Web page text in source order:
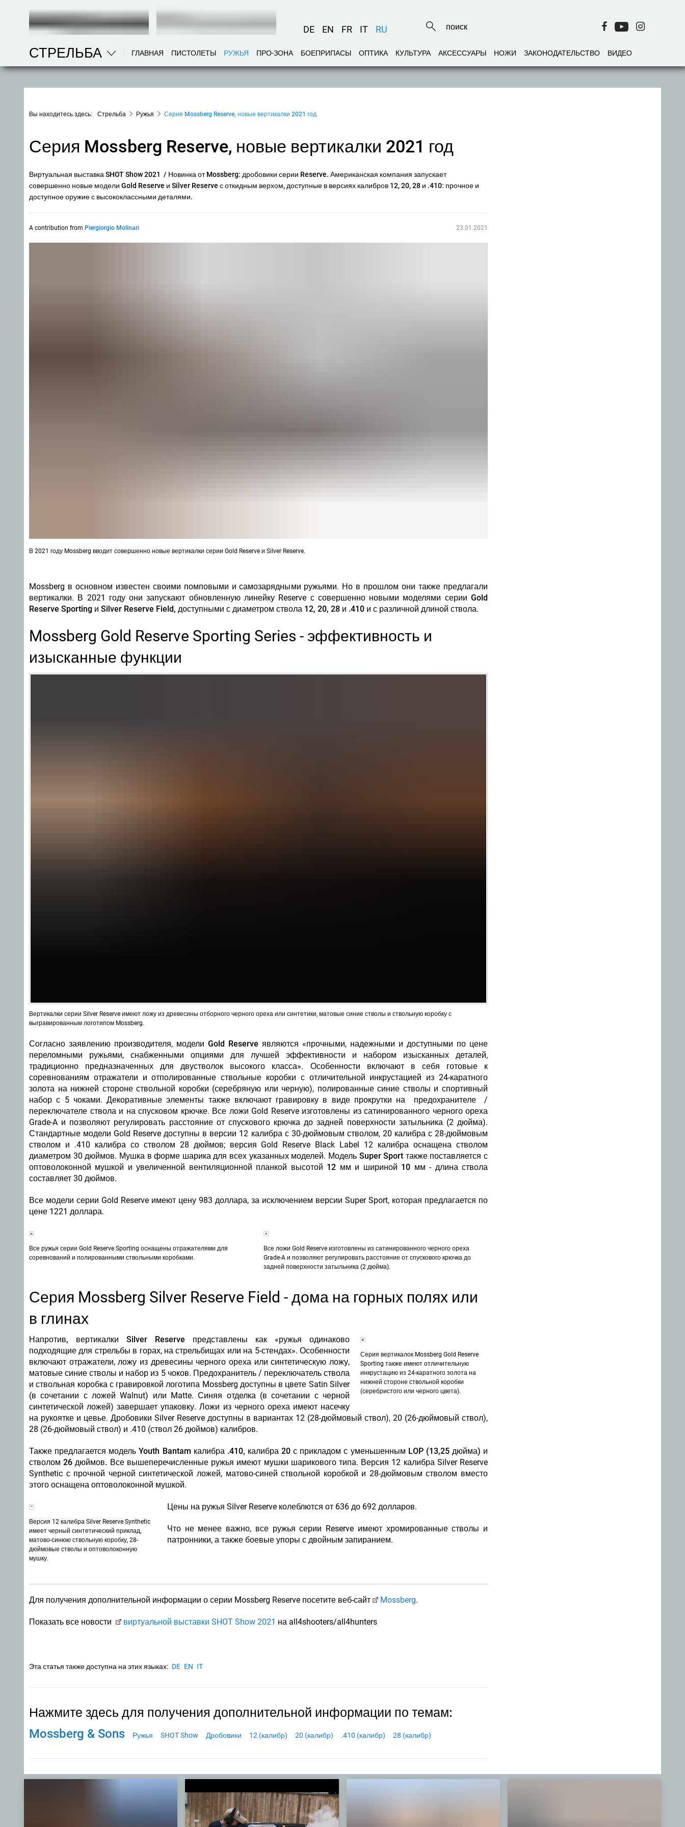
DE EN FR IT RU
СТРЕЛЬБА ГЛАВНАЯ ПИСТОЛЕТЫ РУЖЬЯ ПРО-ЗОНА БОЕПРИПАСЫ ОПТИКА КУЛЬТУРА АКСЕССУАРЫ НОЖИ ЗАКОНОДАТЕЛЬСТВО ВИДЕО
Вы находитесь здесь: Стрельба Ружья Серия Mossberg Reserve, новые вертикалки 2021 год
Серия Mossberg Reserve, новые вертикалки 2021 год
Виртуальная выставка SHOT Show 2021 / Новинка от Mossberg: дробовики серии Reserve. Американская компания запускает
совершенно новые модели Gold Reserve и Silver Reserve с откидным верхом, доступные в версиях калибров 12, 20, 28 и .410: прочное и
доступное оружие с высококлассными деталями.
A contribution from Piergiorgio Molinari 23.01.2021
В 2021 году Mossberg вводит совершенно новые вертикалки серии Gold Reserve и Silver Reserve.
Mossberg в основном известен своими помповыми и самозарядными ружьями. Но в прошлом они также предлагали
вертикалки. В 2021 году они запускают обновленную линейку Reserve с совершенно новыми моделями серии Gold
Reserve Sporting и Silver Reserve Field, доступными с диаметром ствола 12, 20, 28 и .410 и с различной длиной ствола.
Mossberg Gold Reserve Sporting Series - эффективность и
изысканные функции
Вертикалки серии Silver Reserve имеют ложу из древесины отборного черного ореха или синтетики, матовые синие стволы и ствольную коробку с
выгравированным логотипом Mossberg.
Согласно заявлению производителя, модели Gold Reserve являются «прочными, надежными и доступными по цене
переломными ружьями, снабженными опциями для лучшей эффективности и набором изысканных деталей,
традиционно предназначенных для двустволок высокого класса». Особенности включают в себя готовые к
соревнованиям отражатели и отполированные ствольные коробки с отличительной инкрустацией из 24-каратного
золота на нижней стороне ствольной коробки (серебряную или черную), полированные синие стволы и спортивный
набор с 5 чоками. Декоративные элементы также включают гравировку в виде прокрутки на предохранителе /
переключателе ствола и на спусковом крючке. Все ложи Gold Reserve изготовлены из сатинированного черного ореха
Grade-A и позволяют регулировать расстояние от спускового крючка до задней поверхности затыльника (2 дюйма).
Стандартные модели Gold Reserve доступны в версии 12 калибра с 30-дюймовым стволом, 20 калибра с 28-дюймовым
стволом и .410 калибра со стволом 28 дюймов; версия Gold Reserve Black Label 12 калибра оснащена стволом
диаметром 30 дюймов. Мушка в форме шарика для всех указанных моделей. Модель Super Sport также поставляется с
оптоволоконной мушкой и увеличенной вентиляционной планкой высотой 12 мм и шириной 10 мм - длина ствола
составляет 30 дюймов.
Все модели серии Gold Reserve имеют цену 983 доллара, за исключением версии Super Sport, которая предлагается по
цене 1221 доллара.
Все ружья серии Gold Reserve Sporting оснащены отражателями для
соревнований и полированными ствольными коробками.
Все ложи Gold Reserve изготовлены из сатинированного черного ореха
Grade-A и позволяют регулировать расстояние от спускового крючка до
задней поверхности затыльника (2 дюйма).
Серия Mossberg Silver Reserve Field - дома на горных полях или
в глинах
Серия вертикалок Mossberg Gold Reserve
Sporting также имеют отличительную
инкрустацию из 24-каратного золота на
нижней стороне ствольной коробки
(серебристого или черного цвета).
Напротив, вертикалки Silver Reserve представлены как «ружья одинаково
подходящие для стрельбы в горах, на стрельбищах или на 5-стендах». Особенности
включают отражатели, ложу из древесины черного ореха или синтетическую ложу,
матовые синие стволы и набор из 5 чоков. Предохранитель / переключатель ствола
и ствольная коробка с гравировкой логотипа Mossberg доступны в цвете Satin Silver
(в сочетании с ложей Walnut) или Matte. Синяя отделка (в сочетании с черной
синтетической ложей) завершает упаковку. Ложи из черного ореха имеют насечку
на рукоятке и цевье. Дробовики Silver Reserve доступны в вариантах 12 (28-дюймовый ствол), 20 (26-дюймовый ствол),
28 (26-дюймовый ствол) и .410 (ствол 26 дюймов) калибров.
Также предлагается модель Youth Bantam калибра .410, калибра 20 с прикладом с уменьшенным LOP (13,25 дюйма) и
стволом 26 дюймов. Все вышеперечисленные ружья имеют мушки шарикового типа. Версия 12 калибра Silver Reserve
Synthetic с прочной черной синтетической ложей, матово-синей ствольной коробкой и 28-дюймовым стволом вместо
этого оснащена оптоволоконной мушкой.
Версия 12 калибра Silver Reserve Synthetic
имеет черный синтетический приклад,
матово-синюю ствольную коробку, 28-
дюймовые стволы и оптоволоконную
мушку.
Цены на ружья Silver Reserve колеблются от 636 до 692 долларов.
Что не менее важно, все ружья серии Reserve имеют хромированные стволы и
патронники, а также боевые упоры с двойным запиранием.
Для получения дополнительной информации о серии Mossberg Reserve посетите веб-сайт Mossberg.
Показать все новости виртуальной выставки SHOT Show 2021 на all4shooters/all4hunters
Эта статья также доступна на этих языках: DE EN IT
Нажмите здесь для получения дополнительной информации по темам:
Mossberg & Sons Ружья SHOT Show Дробовики 12 (калибр) 20 (калибр) .410 (калибр) 28 (калибр)